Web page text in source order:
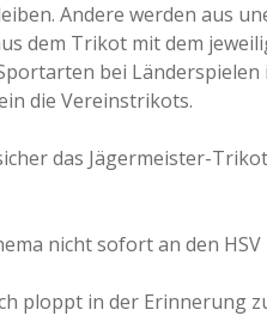
Andere werden aus
dem Trikot mit dem
bei
die Vereinstrikots.
das Jägermeister-
nicht sofort an den
ploppt in der Erinnerung